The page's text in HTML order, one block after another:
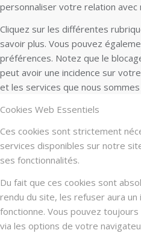
personnaliser votre relation avec
Cliquez sur les différentes
savoir plus. Vous pouvez
préférences. Notez que le
peut avoir une incidence sur
et les services que nous
Cookies Web Essentiels
Ces cookies sont strictement
services disponibles sur notre
ses fonctionnalités.
Du fait que ces cookies sont
rendu du site, les refuser aura un
fonctionne. Vous pouvez
via les options de votre